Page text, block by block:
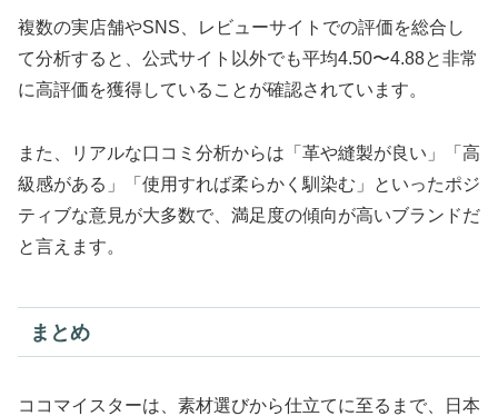
複数の実店舗やSNS、レビューサイトでの評価を総合し
て分析すると、公式サイト以外でも平均4.50〜4.88と非常
に高評価を獲得していることが確認されています。
また、リアルな口コミ分析からは「革や縫製が良い」「高
級感がある」「使用すれば柔らかく馴染む」といったポジ
ティブな意見が大多数で、満足度の傾向が高いブランドだ
と言えます。
まとめ
ココマイスターは、素材選びから仕立てに至るまで、日本